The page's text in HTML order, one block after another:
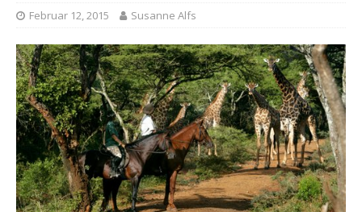
Februar 12, 2015 Susanne Alfs